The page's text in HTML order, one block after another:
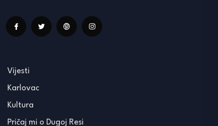
Vijesti
Karlovac
Kultura
Pričaj mi o Dugoj Resi